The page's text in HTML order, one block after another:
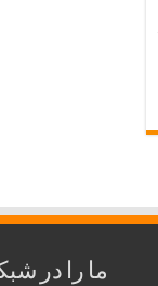
ما را در